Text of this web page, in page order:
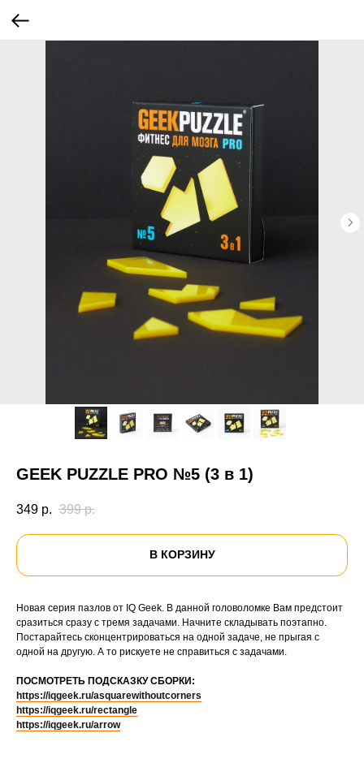
GEEK PUZZLE PRO №5 (3 в 1)
349 р. 399 р.
В КОРЗИНУ
Новая серия пазлов от IQ Geek. В данной головоломке Вам предстоит
сразиться сразу с тремя задачами. Начните складывать поэтапно.
Постарайтесь сконцентрироваться на одной задаче, не прыгая с
одной на другую. А то рискуете не справиться с задачами.
ПОСМОТРЕТЬ ПОДСКАЗКУ СБОРКИ:
https://iqgeek.ru/asquarewithoutcorners
https://iqgeek.ru/rectangle
https://iqgeek.ru/arrow